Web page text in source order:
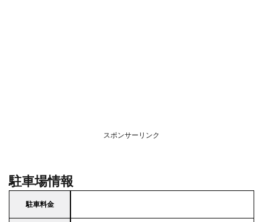
スポンサーリンク
駐車場情報
駐車料金